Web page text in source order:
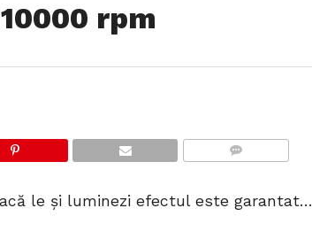
rpm
le şi luminezi efectul este garantat…